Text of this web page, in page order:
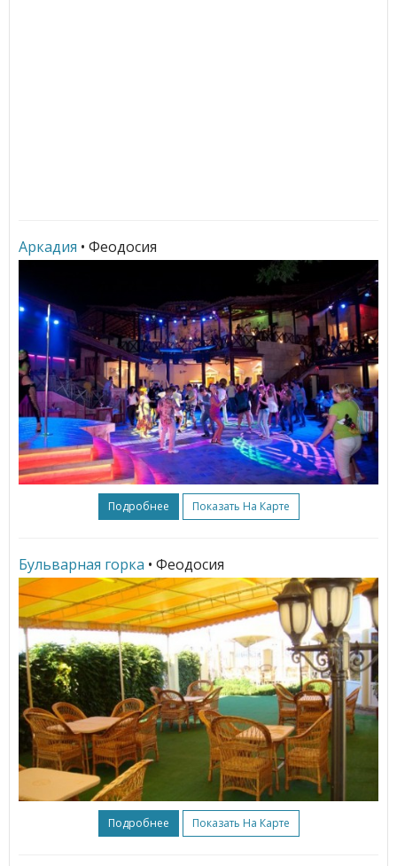
Аркадия • Феодосия
Подробнее Показать На Карте
Бульварная горка • Феодосия
Подробнее Показать На Карте